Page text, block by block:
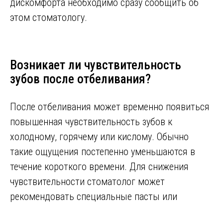
этом стоматологу.
Возникает ли чувствительность
зубов после отбеливания?
После отбеливания может временно появиться
повышенная чувствительность зубов к
холодному, горячему или кислому. Обычно
такие ощущения постепенно уменьшаются в
течение короткого времени. Для снижения
чувствительности стоматолог может
рекомендовать специальные пасты или